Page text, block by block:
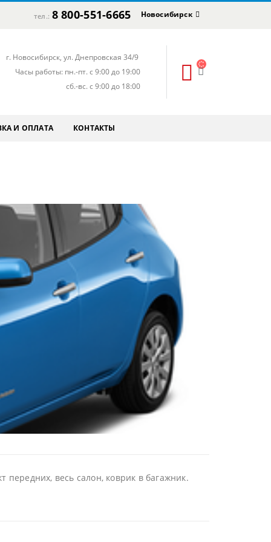
тел.: 8 800-551-6665 Новосибирск
г. Новосибирск, ул. Днепровская 34/9
Часы работы: пн.-пт. с 9:00 до 19:00
сб.-вс. с 9:00 до 18:00
И ОПЛАТА КОНТАКТЫ
передних, весь салон, коврик в багажник.